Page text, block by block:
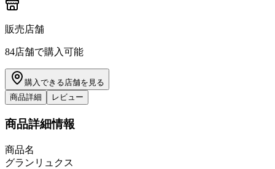
販売店舗
84店舗で購入可能
購入できる店舗を見る
商品詳細
レビュー
商品詳細情報
商品名
グランリュクス